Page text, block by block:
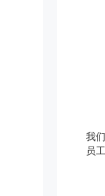
我
员